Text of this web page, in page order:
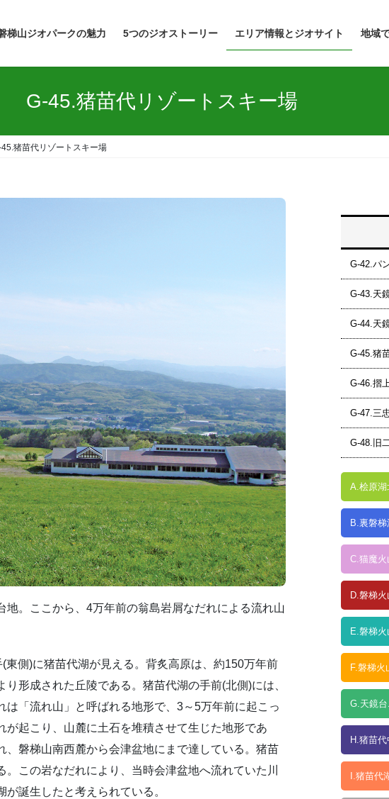
梯山ジオパークの魅力 5つのジオストーリー エリア情報とジオサイト 地域
G-45.猪苗代リゾートスキー場
45.猪苗代リゾートスキー場
。ここから、4万年前の翁島岩屑なだれによる流れ山
側)に猪苗代湖が見える。背炙高原は、約150万年前
形成された丘陵である。猪苗代湖の手前(北側)には、
「流れ山」と呼ばれる地形で、3～5万年前に起こっ
起こり、山麓に土石を堆積させて生じた地形であ
、磐梯山南西麓から会津盆地にまで達している。猪苗
この岩なだれにより、当時会津盆地へ流れていた川
誕生したと考えられている。
G-42.パ
G-43.天
G-44.天
G-45.猪
G-46.摺
G-47.三
G-48.旧
A.桧原湖
B.裏磐
C.猫魔火
D.磐梯
E.磐梯
F.磐梯火
G.天鏡
H.猪苗
I.猪苗代